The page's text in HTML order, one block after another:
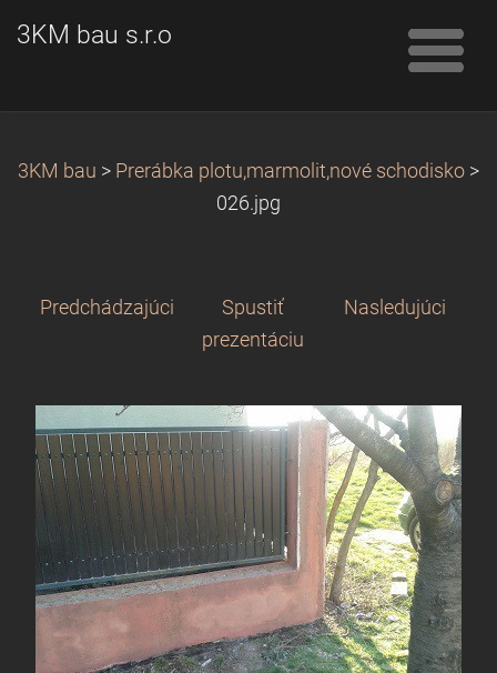
3KM bau s.r.o
3KM bau > Prerábka plotu,marmolit,nové schodisko >
026.jpg
Predchádzajúci
Spustiť
prezentáciu
Nasledujúci